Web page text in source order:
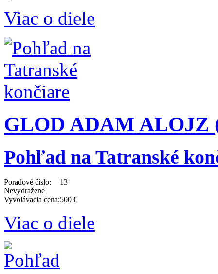
Viac o diele
GLOD ADAM ALOJZ
Pohľad na Tatranské
Poradové číslo:
13
Nevydražené
Vyvolávacia cena:500 €
Viac o diele